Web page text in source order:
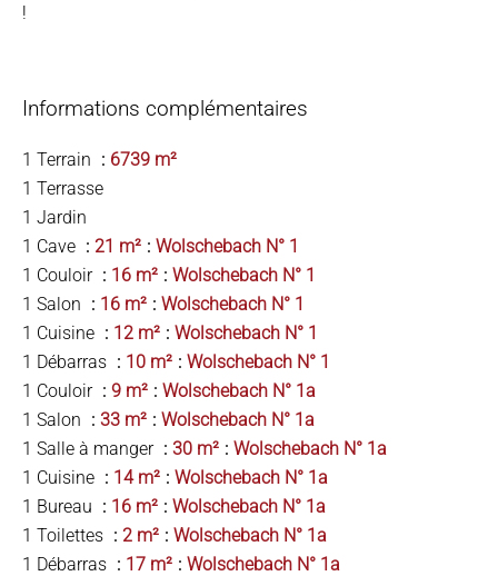
!
Informations complémentaires
1 Terrain
6739 m²
1 Terrasse
1 Jardin
1 Cave
21 m²
Wolschebach N° 1
1 Couloir
16 m²
Wolschebach N° 1
1 Salon
16 m²
Wolschebach N° 1
1 Cuisine
12 m²
Wolschebach N° 1
1 Débarras
10 m²
Wolschebach N° 1
1 Couloir
9 m²
Wolschebach N° 1a
1 Salon
33 m²
Wolschebach N° 1a
1 Salle à manger
30 m²
Wolschebach N° 1a
1 Cuisine
14 m²
Wolschebach N° 1a
1 Bureau
16 m²
Wolschebach N° 1a
1 Toilettes
2 m²
Wolschebach N° 1a
1 Débarras
17 m²
Wolschebach N° 1a